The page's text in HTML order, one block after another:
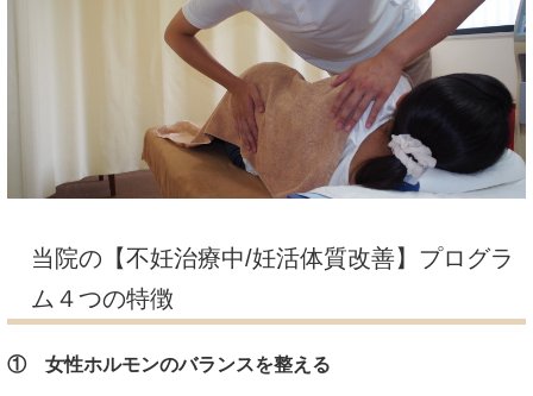
当院の【不妊治療中/妊活体質改善】プログラ
ム４つの特徴
① 女性ホルモンのバランスを整える